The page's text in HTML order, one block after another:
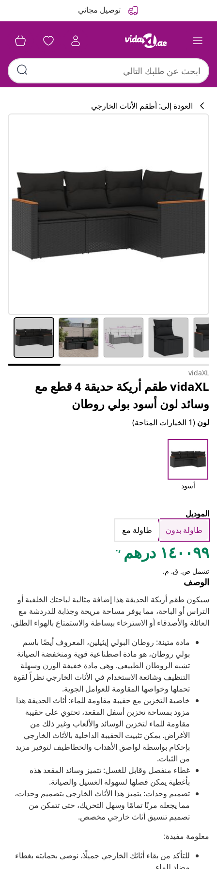
توصيل مجاني
العودة إلى: أطقم الأثاث الخارجي
vidaXL
vidaXL طقم أريكة حديقة 4 قطع مع
وسائد لون أسود بولي روطان
لون (1 الخيارات المتاحة)
أسود
الموديل
طاولة بدون
طاولة مع
١٤٠٠٩٩ درهم ,.
تشمل ض. ق. م.
الوصف
سيكون طقم أريكة الحديقة هذا إضافة مثالية لباحتك الخلفية أو
التراس أو الباحة، مما يوفر مساحة مريحة وجذابة للدردشة مع
العائلة والأصدقاء أو الاسترخاء ببساطة والاستمتاع بالهواء الطلق.
مادة متينة: روطان البولي إيثيلين، المعروف أيضًا باسم
بولي روطان، هو مادة اصطناعية قوية ومنخفضة الصيانة
تشبه الروطان الطبيعي. وهي مادة خفيفة الوزن وسهلة
التنظيف وشائعة الاستخدام في الأثاث الخارجي نظراً لقوة
تحملها وخواصها المقاومة للعوامل الجوية.
خاصية التخزين مع حقيبة مقاومة للماء: أثاث الحديقة هذا
مزود بمساحة تخزين أسفل المقعد، تحتوي على حقيبة
مقاومة للماء لتخزين الوسائد والألعاب وغير ذلك من
الأغراض. يمكن تثبيت الحقيبة الداخلية بالأثاث الخارجي
بإحكام بواسطة لواصق الأهداب والخطاطيف لتوفير مزيد
من الثبات.
غطاء منفصل وقابل للغسل: تتميز وسائد المقعد هذه
بأغطية يمكن فصلها لسهولة الغسيل والصيانة.
تصميم وحدات: يتميز هذا الأثاث الخارجي بتصميم وحدات،
مما يجعله مرنًا تمامًا وسهل التحريك، حتى تتمكن من
تصميم تنسيق أثاث خارجي مخصص.
معلومة مفيدة:
للتأكد من بقاء أثاثك الخارجي جميلًا، نوصي بحمايته بغطاء